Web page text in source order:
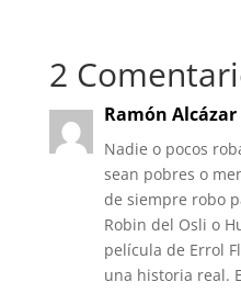
2
Ramón
Nadie o pocos
sean pobres o
de siempre robo
Robin del Osli o
película de Errol
una historia real.